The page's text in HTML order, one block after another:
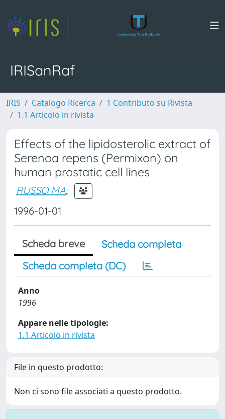
IRISanRaf
IRIS Catalogo Ricerca
1 Contributo su Rivista
1.1 Articolo in rivista
Effects of the lipidosterolic extract of
Serenoa repens (Permixon) on
human prostatic cell lines
RUSSO MA;
1996-01-01
Scheda breve
Scheda completa
Scheda completa (DC)
Anno
1996
Appare nelle tipologie:
1.1 Articolo in rivista
File in questo prodotto:
Non ci sono file associati a questo prodotto.